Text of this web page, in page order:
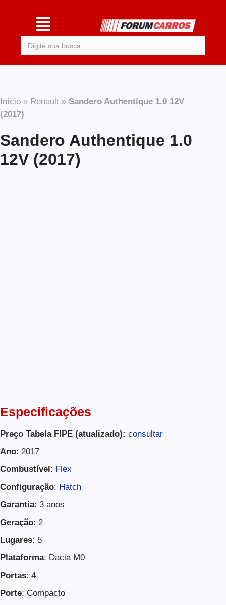
Início » Renault » Sandero Authentique 1.0 12V
(2017)
Sandero Authentique 1.0
12V (2017)
Especificações
Preço Tabela FIPE (atualizado): consultar
Ano: 2017
Combustível: Flex
Configuração: Hatch
Garantia: 3 anos
Geração: 2
Lugares: 5
Plataforma: Dacia M0
Portas: 4
Porte: Compacto